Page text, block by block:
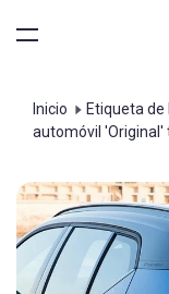
Inicio
Etiqueta de
automóvil 'Original'